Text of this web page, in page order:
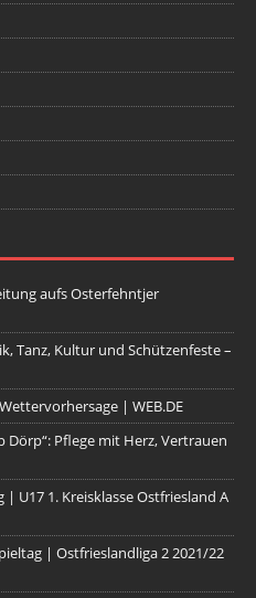
aufs Osterfehntjer
Tanz, Kultur und Schützenfeste –
| WEB.DE
Dörp“: Pflege mit Herz, Vertrauen
U17 1. Kreisklasse Ostfriesland A
| Ostfrieslandliga 2 2021/22